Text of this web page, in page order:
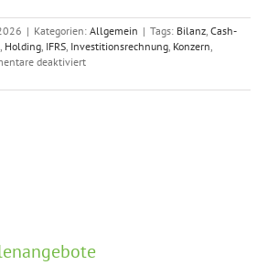
| Kategorien: Allgemein | Tags: Bilanz, Cash-
, Holding, IFRS, Investitionsrechnung, Konzern,
deaktiviertfür
Controller